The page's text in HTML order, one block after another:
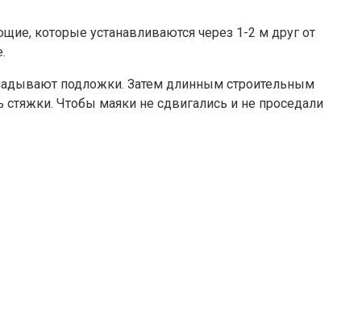
которые устанавливаются через 1-2 м друг от
подложки. Затем длинным строительным
Чтобы маяки не сдвигались и не проседали